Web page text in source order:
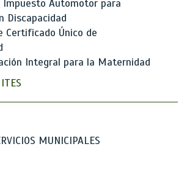
Impuesto Automotor para
Discapacidad
Certificado Único de
Integral para la Maternidad
MUNICIPALES